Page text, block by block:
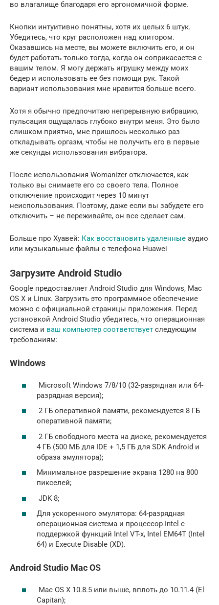
во влагалище благодаря его эргономичной форме.
Кнопки интуитивно понятны, хотя их целых 6 штук.
Убедитесь, что круг расположен над клитором.
Оказавшись на месте, вы можете включить его, и он
будет работать только тогда, когда он соприкасается с
вашим телом. Я могу держать игрушку между моих
бедер и использовать ее без помощи рук. Такой
вариант использования мне нравится больше всего.
Хотя я обычно предпочитаю непрерывную вибрацию,
пульсация ощущалась глубоко внутри меня. Это было
слишком приятно, мне пришлось несколько раз
откладывать оргазм, чтобы не получить его в первые
же секунды использования вибратора.
После использования Womanizer отключается, как
только вы снимаете его со своего тела. Полное
отключение происходит через 10 минут
неиспользования. Поэтому, даже если вы забудете его
отключить – не переживайте, он все сделает сам.
Больше про Хуавей: Как восстановить удаленные аудио
или музыкальные файлы с телефона Huawei
Загрузите Android Studio
Google предоставляет Android Studio для Windows, Mac
OS X и Linux. Загрузить это программное обеспечение
можно с официальной страницы приложения. Перед
установкой Android Studio убедитесь, что операционная
система и ваш компьютер соответствует следующим
требованиям:
Windows
Microsoft Windows 7/8/10 (32-разрядная или 64-
разрядная версия);
2 ГБ оперативной памяти, рекомендуется 8 ГБ
оперативной памяти;
2 ГБ свободного места на диске, рекомендуется
4 ГБ (500 МБ для IDE + 1,5 ГБ для SDK Android и
образа эмулятора);
Минимальное разрешение экрана 1280 на 800
пикселей;
JDK 8;
Для ускоренного эмулятора: 64-разрядная
операционная система и процессор Intel с
поддержкой функций Intel VT-x, Intel EM64T (Intel
64) и Execute Disable (XD).
Android Studio Mac OS
Mac OS X 10.8.5 или выше, вплоть до 10.11.4 (El
Capitan);